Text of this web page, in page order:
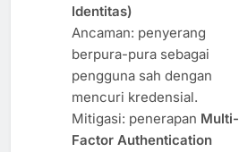
Identitas)
Ancaman: penyerang
berpura-pura sebagai
pengguna sah dengan
mencuri kredensial.
Mitigasi: penerapan Multi-
Factor Authentication